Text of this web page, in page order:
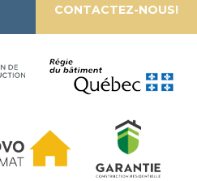
CONTACTEZ-NOUS!